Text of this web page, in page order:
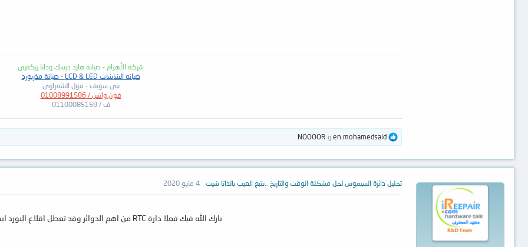
شركة الأهرام - صيانة هارد ديسك وداتا ريكفرى
صيانه الشاشات LCD & LED - صيانة مذربورد
بنى سويف - مول الشعراوى
فون واتس / 01008991586
ف / 01100085159​
ا
ل
ع
en.mohamedsaid و NOOOOR
تحليل دائرة السيموس لحل مشكلة الوقت والتاريخ ..تتبع العيب بالداتا شيت 4 مايو 2020
بارك الله فيك فعلا دارة RTC من اهم الدوائر وقد تعطل اقلاع البورد ايضا في حال تعطلها